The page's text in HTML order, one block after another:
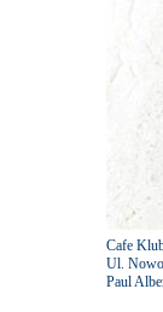
Cafe
Ul.
Paul